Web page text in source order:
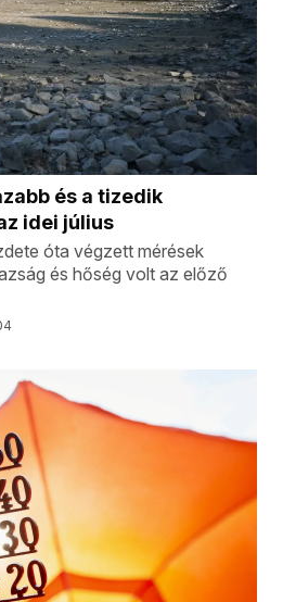
és a tizedik
idei július
óta végzett mérések
és hőség volt az előző